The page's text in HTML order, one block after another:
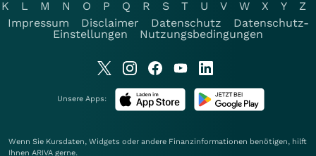
K
L M N O P Q R S T U V W X Y
Z
Impressum
Disclaimer Datenschutz
Datenschutz-
Einstellungen
Nutzungsbedingungen
Unsere Apps:
Wenn Sie Kursdaten, Widgets oder andere Finanzinformationen benötigen, hilft
Ihnen ARIVA gerne.